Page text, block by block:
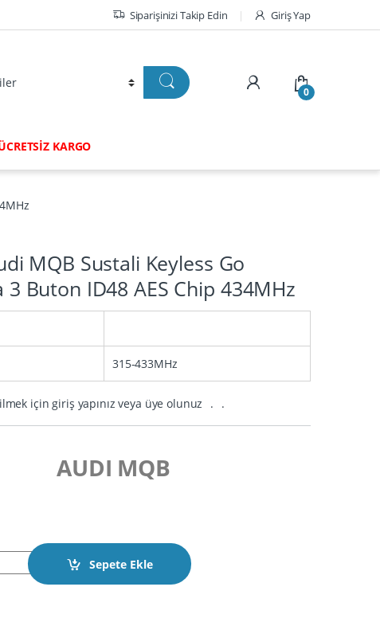
Siparişinizi Takip Edin Giriş Yap
0
KARGO
MQB Sustali Keyless Go
3 Buton ID48 AES Chip 434MHz
315-433MHz
için giriş yapınız veya üye olunuz . .
AUDI MQB
Sustali Keyless Go Kumanda 3 Buton ID48 AES Chip 434MHz quantity
Sepete Ekle